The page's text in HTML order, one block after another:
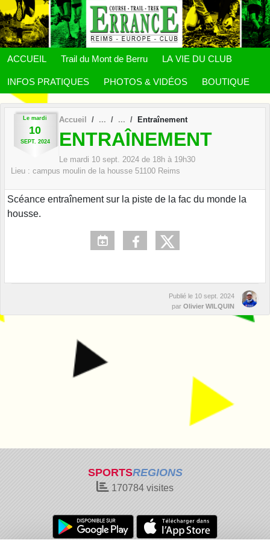
ACCUEIL Trail du Mont de Berru LA VIE DU CLUB
INFOS PRATIQUES PHOTOS & VIDÉOS BOUTIQUE
Le mardi
10
SEPT. 2024
Accueil Entraînement
ENTRAÎNEMENT
Le mardi 10 sept. 2024 de 18h à 19h30
Lieu : campus moulin de la housse 51100 Reims
Scéance entraînement sur la piste de la fac du monde la
housse.
Publié le 10 sept. 2024
par Olivier WILQUIN
SPORTSREGIONS
170784 visites
Panneau de gestion des cookies